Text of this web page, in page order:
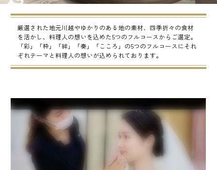
厳選された地元川越やゆかりのある地の素材、四季折々の食材
を活かし、料理人の想いを込めた5つのフルコースからご選定。
「彩」「粋」「絆」「奏」「こころ」の5つのフルコースにそれ
ぞれテーマと料理人の想いが込められております。